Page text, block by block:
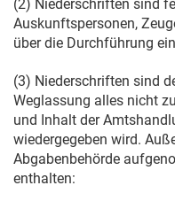
(2) Niederschriften sind
Auskunftspersonen,
über die Durchführung
(3) Niederschriften sind
Weglassung alles nicht
und Inhalt der
wiedergegeben wird.
Abgabenbehörde
enthalten: